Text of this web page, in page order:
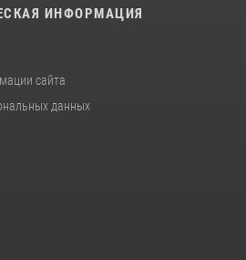
ИНФОРМАЦИЯ
сайта
данных